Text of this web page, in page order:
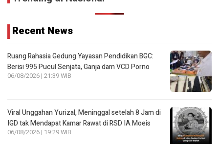
Recent News
Ruang Rahasia Gedung Yayasan Pendidikan BGC:
Berisi 995 Pucul Senjata, Ganja dam VCD Porno
06/08/2026 | 21:39 WIB
Viral Unggahan Yurizal, Meninggal setelah 8 Jam di
IGD tak Mendapat Kamar Rawat di RSD IA Moeis
06/08/2026 | 19:29 WIB